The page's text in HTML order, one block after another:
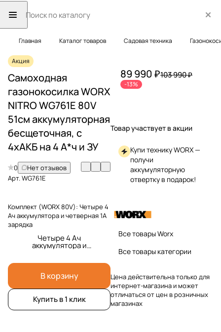
Главная Каталог товаров Садовая техника
Акция
Самоходная
газонокосилка WORX
NITRO WG761E 80V
51см аккумуляторная
бесщеточная, с
4хАКБ на 4 А*ч и ЗУ
0
Нет отзывов
Арт.WG761E
Комплект (WORX 80V): Четыре 4
Ач аккумулятора и четверная 1А
зарядка
Четыре 4 Ач
аккумулятора и
четверная 1А
В корзину
Купить в 1 клик
89 990 ₽103 990 ₽
-13%
Товар участвует в акции
Купи технику WORX —
получи
аккумуляторную
отвертку в подарок!
Все товары Worx
Все товары категории
Цена действительна только для
интернет-магазина и может
отличаться от цен в розничных
магазинах